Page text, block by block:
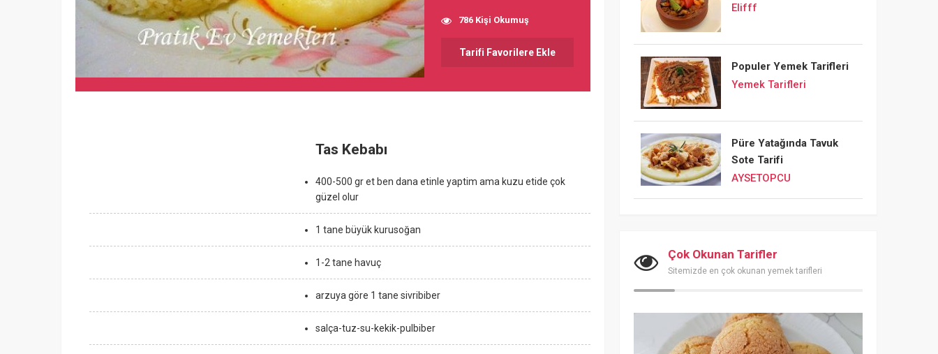
786 Kişi Okumuş
Tarifi Favorilere Ekle
Tas Kebabı
400-500 gr et ben dana etinle yaptim ama kuzu etide çok
güzel olur
1 tane büyük kurusoğan
1-2 tane havuç
arzuya göre 1 tane sivribiber
salça-tuz-su-kekik-pulbiber
Elifff
Populer Yemek Tarifleri
Yemek Tarifleri
Püre Yatağında Tavuk
Sote Tarifi
AYSETOPCU
Çok Okunan Tarifler
Sitemizde en çok okunan yemek tarifleri